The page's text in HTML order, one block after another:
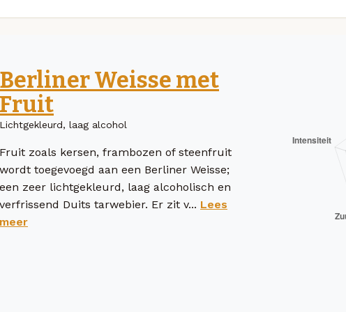
Berliner Weisse met
Fruit
Lichtgekleurd, laag alcohol
Fruit zoals kersen, frambozen of steenfruit
wordt toegevoegd aan een Berliner Weisse;
een zeer lichtgekleurd, laag alcoholisch en
verfrissend Duits tarwebier. Er zit v... Lees
meer